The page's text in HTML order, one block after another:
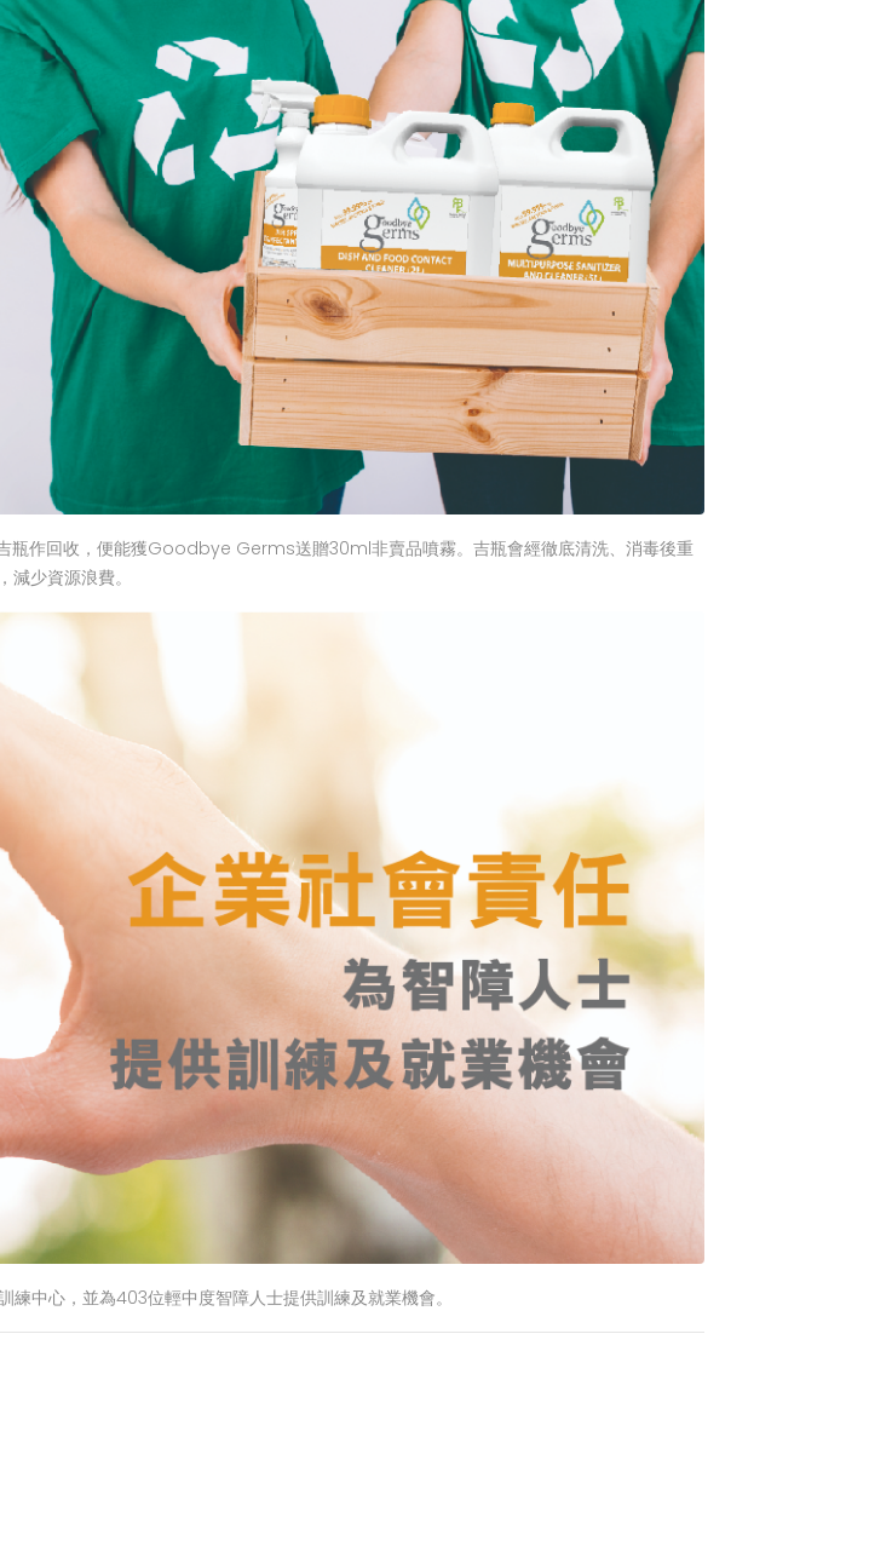
瓶作回收，便能獲Goodbye Germs送贈30ml非賣品噴霧。吉瓶會經徹底清洗、消毒後重
減少資源浪費。
中心，並為403位輕中度智障人士提供訓練及就業機會。